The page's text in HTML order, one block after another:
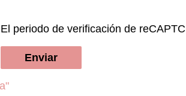
El periodo de verificación de